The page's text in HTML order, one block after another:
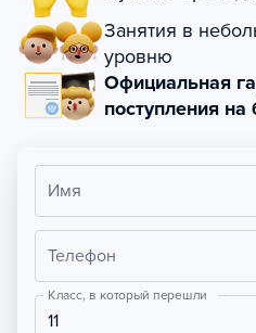
Занятия в
уровню
Официальная
поступления
Имя
Телефон
Класс, в который перешли
11